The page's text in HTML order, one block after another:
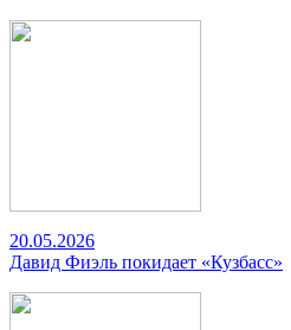
20.05.2026
Давид Фиэль покидает «Кузбасс»